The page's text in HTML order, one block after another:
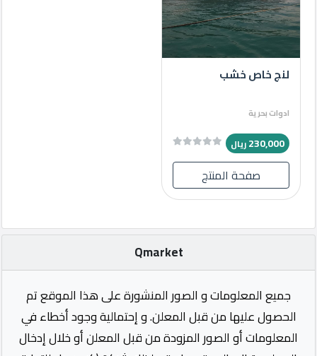
لنج خاص خشب
ادوات بحرية
230,000ريال
صفحة المنتج
Qmarket
جميع المعلومات و الصور المنشورة على هذا الموقع تم
الحصول عليها من قبل المعلن. و إحتمالية وجود أخطاء في
المعلومات أو الصور المزودة من قبل المعلن أو خلال إدخال